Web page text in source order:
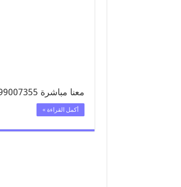
معنا مباشرة 99007355 تواصل معنا …
أكمل القراءة »